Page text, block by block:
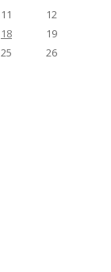
11
12
18
19
25
26